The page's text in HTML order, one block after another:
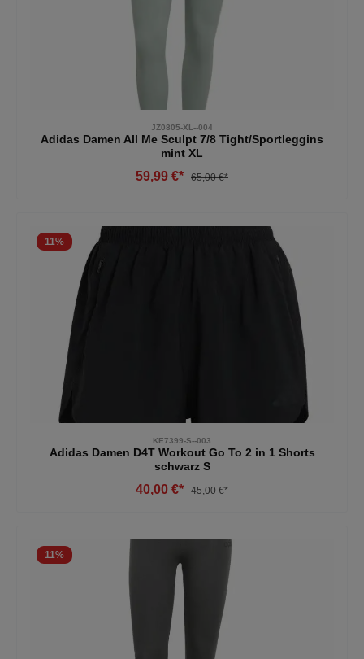
JZ0805-XL--004
Adidas Damen All Me Sculpt 7/8 Tight/Sportleggins
mint XL
59,99 €* 65,00 €*
11%
KE7399-S--003
Adidas Damen D4T Workout Go To 2 in 1 Shorts
schwarz S
40,00 €* 45,00 €*
11%